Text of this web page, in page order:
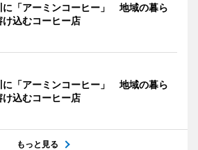
に「アーミンコーヒー」 地域の暮ら
け込むコーヒー店
に「アーミンコーヒー」 地域の暮ら
け込むコーヒー店
もっと見る